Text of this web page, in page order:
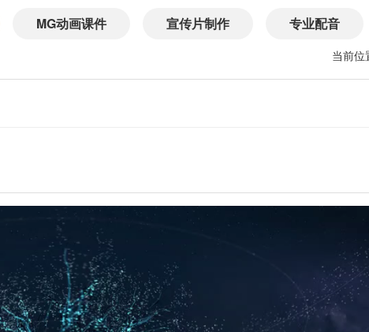
MG动画课件 宣传片制作 专业配音
当前位